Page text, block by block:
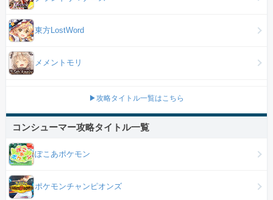
東方LostWord
メメントモリ
▶攻略タイトル一覧はこちら
コンシューマー攻略タイトル一覧
ぽこあポケモン
ポケモンチャンピオンズ